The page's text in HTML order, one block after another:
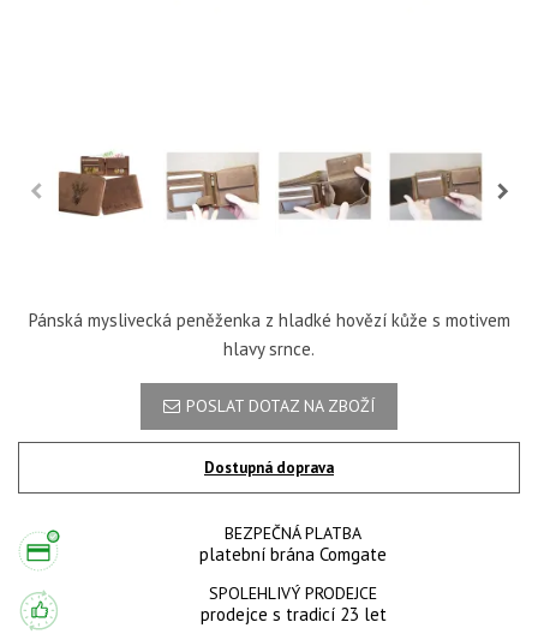
Pánská myslivecká peněženka z hladké hovězí kůže s motivem
hlavy srnce.
POSLAT DOTAZ NA ZBOŽÍ
Dostupná doprava
BEZPEČNÁ PLATBA
platební brána Comgate
SPOLEHLIVÝ PRODEJCE
prodejce s tradicí 23 let